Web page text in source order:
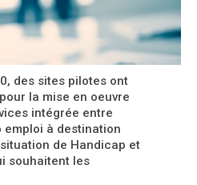
des sites pilotes ont
la mise en oeuvre
intégrée entre
emploi à destination
de Handicap et
souhaitent les